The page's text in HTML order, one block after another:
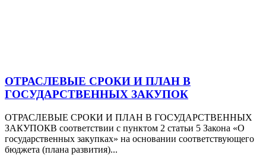
ОТРАСЛЕВЫЕ СРОКИ И ПЛАН В
ГОСУДАРСТВЕННЫХ ЗАКУПОК
ОТРАСЛЕВЫЕ СРОКИ И ПЛАН В ГОСУДАРСТВЕННЫХ
ЗАКУПОКВ соответствии с пунктом 2 статьи 5 Закона «О
государственных закупках» на основании соответствующего
бюджета (плана развития)...